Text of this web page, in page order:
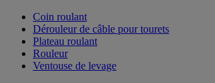
Coin roulant
Dérouleur de câble pour tourets
Plateau roulant
Rouleur
Ventouse de levage